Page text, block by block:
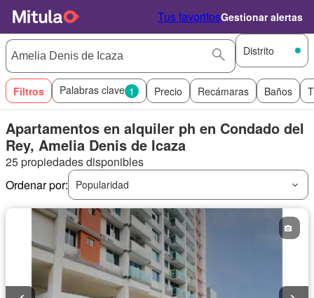
Tus favoritosGestionar alertas
Distrito
Filtros Palabras clave 1 Precio Recámaras Baños
Apartamentos en alquiler ph en Condado del
Rey, Amelia Denis de Icaza
25 propiedades disponibles
Ordenar por:
Popularidad